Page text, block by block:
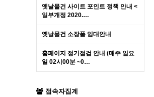
옛날물건 사이트 포인트 정책 안내 <
일부개정 2020.…
옛날물건 소장품 임대안내
홈페이지 정기점검 안내 (매주 일요
일 02시00분 ~0…
접속자집계